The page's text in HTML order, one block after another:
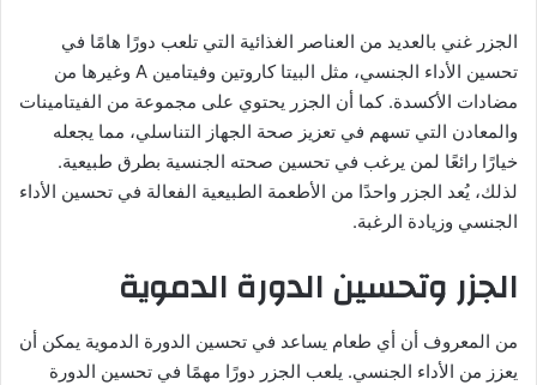
الجزر غني بالعديد من العناصر الغذائية التي تلعب دورًا هامًا في
تحسين الأداء الجنسي، مثل البيتا كاروتين وفيتامين A وغيرها من
مضادات الأكسدة. كما أن الجزر يحتوي على مجموعة من الفيتامينات
والمعادن التي تسهم في تعزيز صحة الجهاز التناسلي، مما يجعله
خيارًا رائعًا لمن يرغب في تحسين صحته الجنسية بطرق طبيعية.
لذلك، يُعد الجزر واحدًا من الأطعمة الطبيعية الفعالة في تحسين الأداء
الجنسي وزيادة الرغبة.
الجزر وتحسين الدورة الدموية
من المعروف أن أي طعام يساعد في تحسين الدورة الدموية يمكن أن
يعزز من الأداء الجنسي. يلعب الجزر دورًا مهمًا في تحسين الدورة